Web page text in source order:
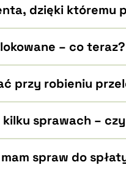
dzięki któremu
– co teraz?
przy robieniu
kilku sprawach –
spraw do